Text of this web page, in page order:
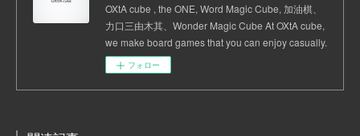
OXtA cube , the ONE, Word Magic Cube, 加油棋、
力口三由木其、Wonder Magic Cube At OXtA cube,
we make board games that you can enjoy casually.
フォロー